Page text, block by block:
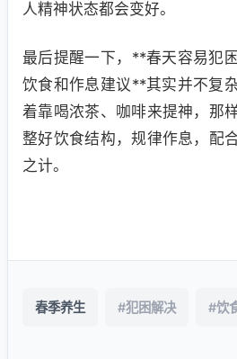
人精神状态都会变好。
最后提醒一下，**春天容易犯
饮食和作息建议**其实并不复
着靠喝浓茶、咖啡来提神，那
整好饮食结构，规律作息，配
之计。
春季养生 #犯困解决 #饮